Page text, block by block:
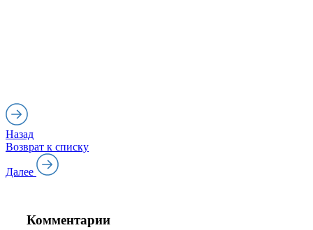
Назад
Возврат к списку
Далее
Комментарии